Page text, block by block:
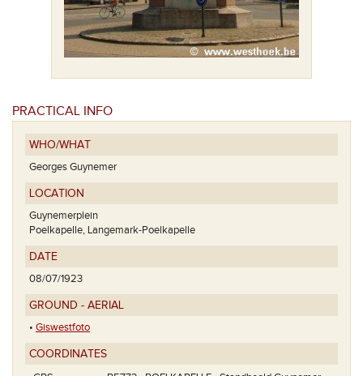
PRACTICAL INFO
WHO/WHAT
Georges Guynemer
LOCATION
Guynemerplein
Poelkapelle, Langemark-Poelkapelle
DATE
08/07/1923
GROUND - AERIAL
• Giswestfoto
COORDINATES